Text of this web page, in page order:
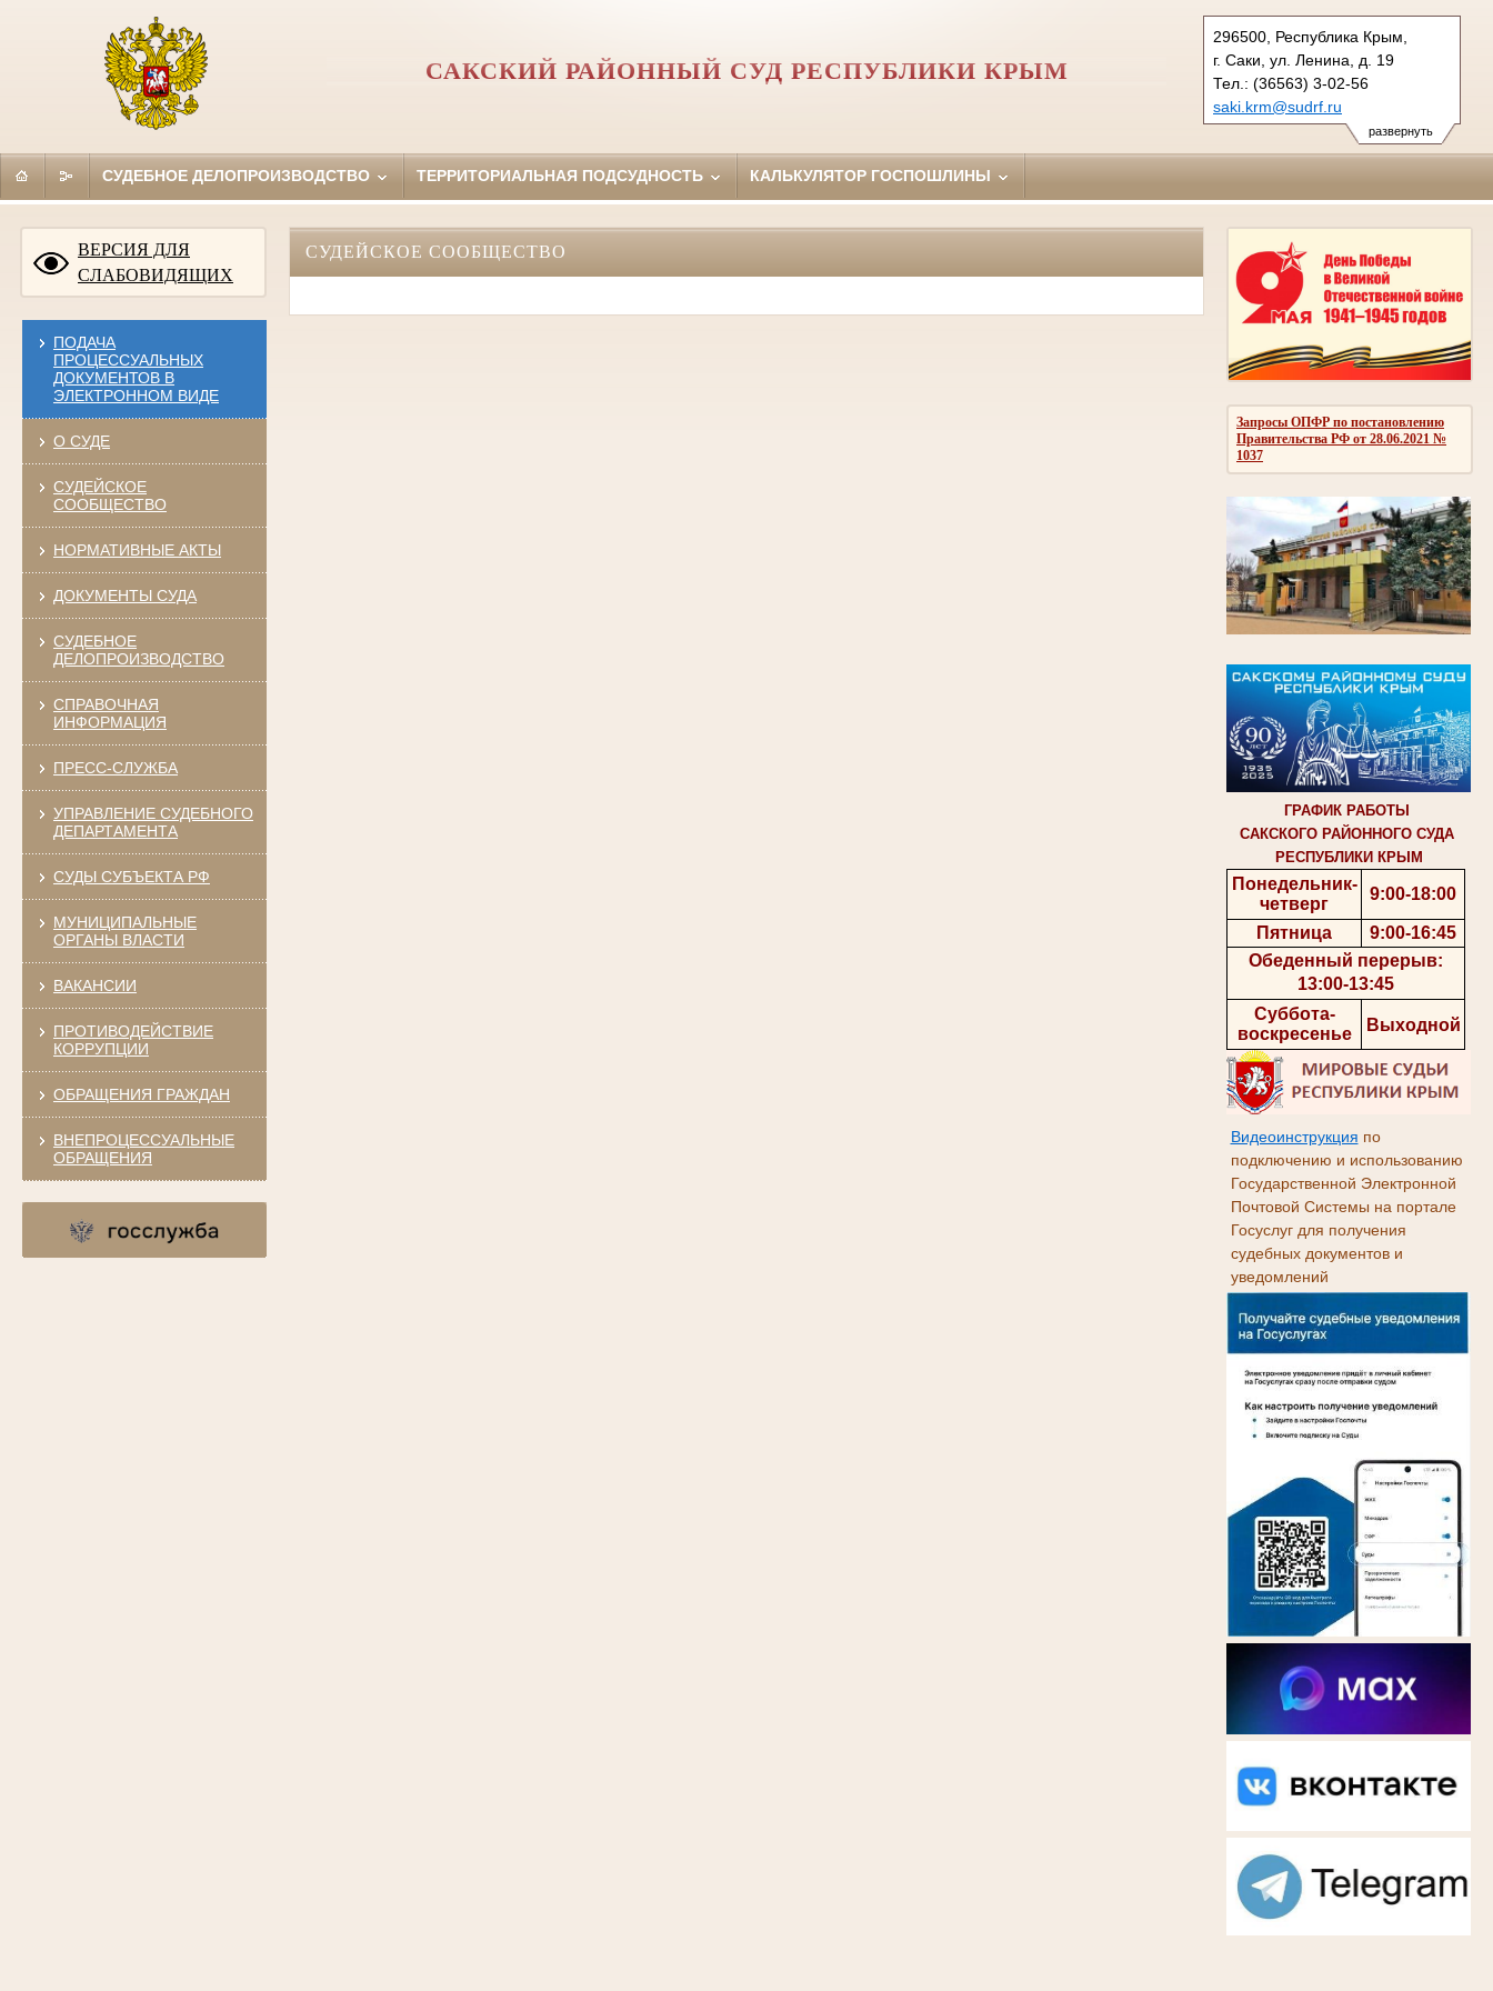
развернуть
296500, Республика Крым,
г. Саки, ул. Ленина, д. 19
Тел.: (36563) 3-02-56
saki.krm@sudrf.ru
САКСКИЙ РАЙОННЫЙ СУД РЕСПУБЛИКИ КРЫМ
СУДЕБНОЕ ДЕЛОПРОИЗВОДСТВО ТЕРРИТОРИАЛЬНАЯ ПОДСУДНОСТЬ КАЛЬКУЛЯТОР ГОСПОШЛИНЫ
ВЕРСИЯ ДЛЯ
СЛАБОВИДЯЩИХ
ПОДАЧА
ПРОЦЕССУАЛЬНЫХ
ДОКУМЕНТОВ В
ЭЛЕКТРОННОМ ВИДЕ
О СУДЕ
СУДЕЙСКОЕ
СООБЩЕСТВО
НОРМАТИВНЫЕ АКТЫ
ДОКУМЕНТЫ СУДА
СУДЕБНОЕ
ДЕЛОПРОИЗВОДСТВО
СПРАВОЧНАЯ
ИНФОРМАЦИЯ
ПРЕСС-СЛУЖБА
УПРАВЛЕНИЕ СУДЕБНОГО
ДЕПАРТАМЕНТА
СУДЫ СУБЪЕКТА РФ
МУНИЦИПАЛЬНЫЕ
ОРГАНЫ ВЛАСТИ
ВАКАНСИИ
ПРОТИВОДЕЙСТВИЕ
КОРРУПЦИИ
ОБРАЩЕНИЯ ГРАЖДАН
ВНЕПРОЦЕССУАЛЬНЫЕ
ОБРАЩЕНИЯ
Запросы ОПФР по постановлению
Правительства РФ от 28.06.2021 №
1037
ГРАФИК РАБОТЫ
САКСКОГО РАЙОННОГО СУДА
РЕСПУБЛИКИ КРЫМ
Понедельник-
четверг
9:00-18:00
Пятница
9:00-16:45
Обеденный перерыв:
13:00-13:45
Суббота-
воскресенье
Выходной
Видеоинструкция по
подключению и использованию
Государственной Электронной
Почтовой Системы на портале
Госуслуг для получения
судебных документов и
уведомлений
СУДЕЙСКОЕ СООБЩЕСТВО